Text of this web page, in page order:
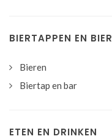
BIERTAPPEN EN
Bieren
Biertap en bar
ETEN EN DRINKEN